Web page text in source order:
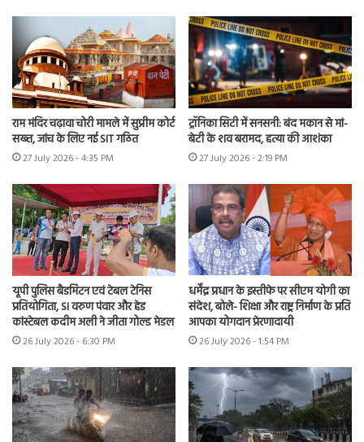
राम मंदिर चढ़ावा चोरी मामले में सुप्रीम कोर्ट
सख्त, जांच के लिए नई SIT गठित
27 July 2026 - 4:35 PM
ट्रॉनिका सिटी में सनसनी: बंद मकान से मां-
बेटी के शव बरामद, हत्या की आशंका
27 July 2026 - 2:19 PM
यूपी पुलिस बैडमिंटन एवं टेबल टेनिस
प्रतियोगिता, SI वरुण पंवार और हेड
कांस्टेबल कदीम अली ने जीता गोल्ड मेडल
26 July 2026 - 6:30 PM
धर्मेंद्र प्रधान के इस्तीफे पर सीएम योगी का
संदेश, बोले- शिक्षा और राष्ट्र निर्माण के प्रति
आपका योगदान प्रेरणादायी
26 July 2026 - 1:54 PM